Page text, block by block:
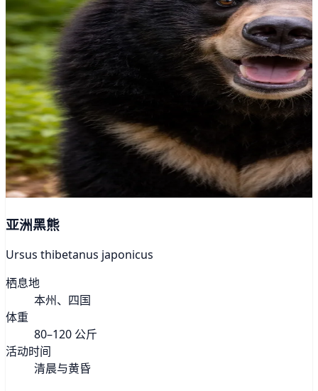
亚洲黑熊
Ursus thibetanus japonicus
栖息地
本州、四国
体重
80–120 公斤
活动时间
清晨与黄昏